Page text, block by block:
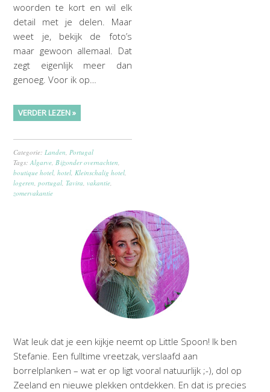
woorden te kort en wil elk
detail met je delen. Maar
weet je, bekijk de foto’s
maar gewoon allemaal. Dat
zegt eigenlijk meer dan
genoeg. Voor ik op…
VERDER LEZEN »
Categorie:Landen,Portugal
Tags:Algarve,Bijzonder overnachten,
boutique hotel,hotel,Kleinschalig hotel,
logeren,portugal,Tavira, vakantie,
zomervakantie
Wat leuk dat je een kijkje neemt op Little Spoon! Ik ben
Stefanie. Een fulltime vreetzak, verslaafd aan
borrelplanken – wat er op ligt vooral natuurlijk ;-), dol op
Zeeland en nieuwe plekken ontdekken. En dat is precies